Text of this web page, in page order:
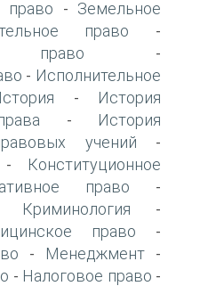
- Земельное
право -
право -
- Исполнительное
-
История
-
История
учений -
-
Конституционное
право -
Криминология -
право -
- Менеджмент -
- Налоговое право -